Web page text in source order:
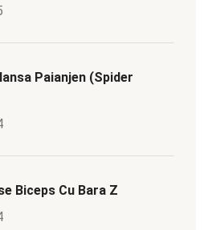
Paianjen (Spider
Biceps Cu Bara Z